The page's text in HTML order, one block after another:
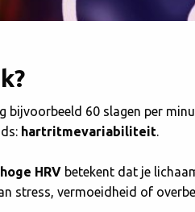
60 slagen per
hartritmevariabiliteit.
hoge HRV betekent dat je
stress, vermoeidheid of